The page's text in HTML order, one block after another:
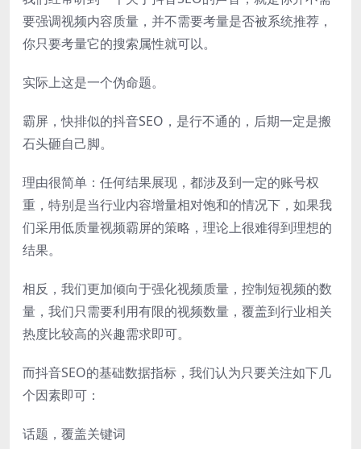
要强调视频内容质量，并不需要考量是否被系统推荐，
你只要考量它的搜索属性就可以。
实际上这是一个伪命题。
霸屏，快排似的抖音SEO，是行不通的，后期一定是搬
石头砸自己脚。
理由很简单：任何结果展现，都涉及到一定的账号权
重，特别是当行业内容增量相对饱和的情况下，如果我
们采用低质量视频霸屏的策略，理论上很难得到理想的
结果。
相反，我们更加倾向于强化视频质量，控制短视频的数
量，我们只需要利用有限的视频数量，覆盖到行业相关
热度比较高的兴趣需求即可。
而抖音SEO的基础数据指标，我们认为只要关注如下几
个因素即可：
话题，覆盖关键词